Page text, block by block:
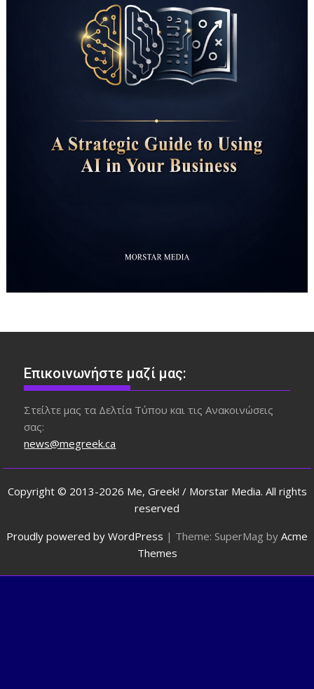
Επικοινωνήστε μαζί μας:
Στείλτε μας τα Δελτία Τύπου και τις Ανακοινώσεις
σας:
news@megreek.ca
Copyright © 2013-2026 Me, Greek! / Morstar Media. All rights
reserved
Proudly powered by WordPress | Theme: SuperMag by Acme
Themes